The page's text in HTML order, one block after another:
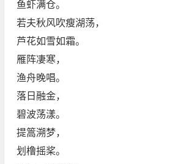
鱼虾满仓。
若夫秋风吹瘦湖荡，
芦花如雪如霜。
雁阵凄寒，
渔舟晚唱。
落日融金，
碧波荡漾。
提篙溯梦，
划橹摇桨。